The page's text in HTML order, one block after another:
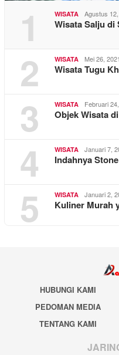
1 WISATA Agustus
Wisata Salju
2 WISATA Mei 26, 2021
Wisata Tugu
3 WISATA Februari
Objek Wisata
4 WISATA Januari 7,
Indahnya
5 WISATA Januari 2,
Kuliner Murah
HUBUNGI KAMI
PEDOMAN MEDIA
TENTANG KAMI